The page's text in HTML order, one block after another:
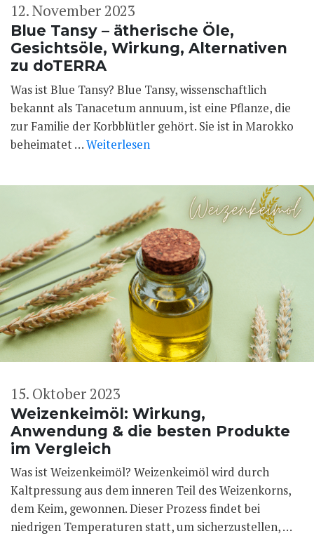
Blue Tansy – ätherische Öle,
Gesichtsöle, Wirkung, Alternativen
zu doTERRA
12. November 2023
Was ist Blue Tansy? Blue Tansy, wissenschaftlich
bekannt als Tanacetum annuum, ist eine Pflanze, die
zur Familie der Korbblütler gehört. Sie ist in Marokko
beheimatet …Weiterlesen
Weizenkeimöl: Wirkung,
Anwendung & die besten Produkte
im Vergleich
15. Oktober 2023
Was ist Weizenkeimöl? Weizenkeimöl wird durch
Kaltpressung aus dem inneren Teil des Weizenkorns,
dem Keim, gewonnen. Dieser Prozess findet bei
niedrigen Temperaturen statt, um sicherzustellen, …